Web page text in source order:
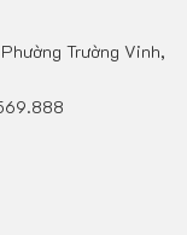
Trường Vinh,